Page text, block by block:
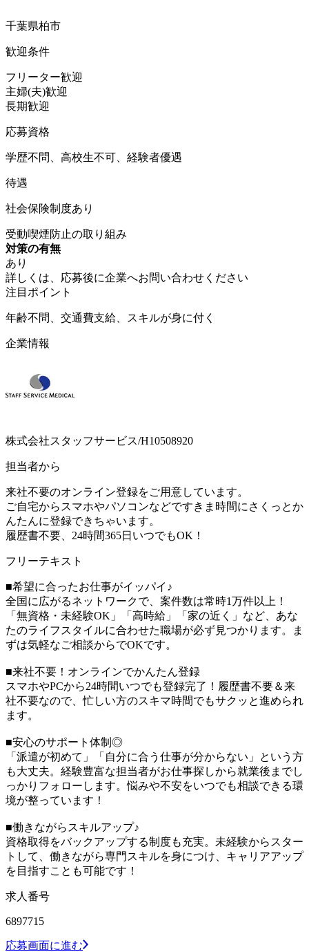
千葉県柏市
歓迎条件
フリーター歓迎
主婦(夫)歓迎
長期歓迎
応募資格
学歴不問、高校生不可、経験者優遇
待遇
社会保険制度あり
受動喫煙防止の取り組み
対策の有無
あり
詳しくは、応募後に企業へお問い合わせください
注目ポイント
年齢不問、交通費支給、スキルが身に付く
企業情報
株式会社スタッフサービス/H10508920
担当者から
来社不要のオンライン登録をご用意しています。
ご自宅からスマホやパソコンなどですきま時間にさくっとか
んたんに登録できちゃいます。
履歴書不要、24時間365日いつでもOK！
フリーテキスト
■希望に合ったお仕事がイッパイ♪
全国に広がるネットワークで、案件数は常時1万件以上！
「無資格・未経験OK」「高時給」「家の近く」など、あな
たのライフスタイルに合わせた職場が必ず見つかります。ま
ずは気軽なご相談からでOKです。
■来社不要！オンラインでかんたん登録
スマホやPCから24時間いつでも登録完了！履歴書不要＆来
社不要なので、忙しい方のスキマ時間でもサクッと進められ
ます。
■安心のサポート体制◎
「派遣が初めて」「自分に合う仕事が分からない」という方
も大丈夫。経験豊富な担当者がお仕事探しから就業後までし
っかりフォローします。悩みや不安をいつでも相談できる環
境が整っています！
■働きながらスキルアップ♪
資格取得をバックアップする制度も充実。未経験からスター
トして、働きながら専門スキルを身につけ、キャリアアップ
を目指すことも可能です！
求人番号
6897715
応募画面に進む